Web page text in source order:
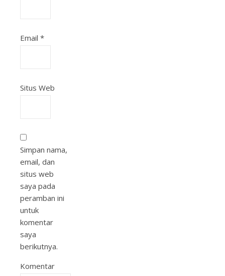
Email *
Situs Web
Simpan nama,
email, dan
situs web
saya pada
peramban ini
untuk
komentar
saya
berikutnya.
Komentar